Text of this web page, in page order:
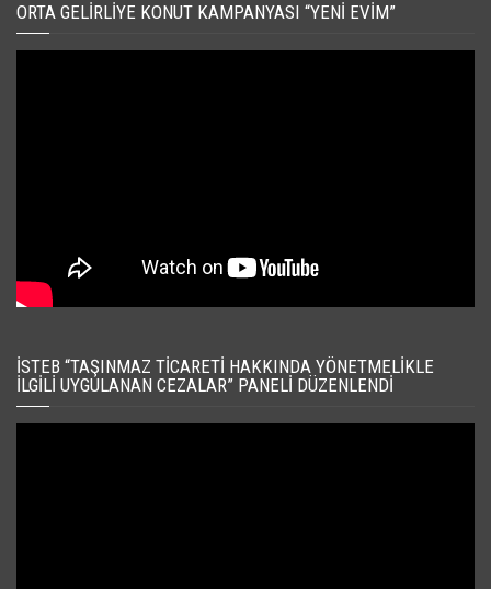
ORTA GELIRLIYE KONUT KAMPANYASI “YENI EVIM”
İSTEB “TAŞINMAZ TICARETI HAKKINDA YÖNETMELIKLE
İLGILI UYGULANAN CEZALAR” PANELI DÜZENLENDI